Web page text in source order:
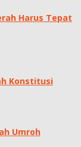
Harus Tepat
Konstitusi
Umroh